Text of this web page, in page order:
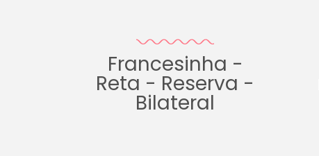
Francesinha -
Reta - Reserva -
Bilateral